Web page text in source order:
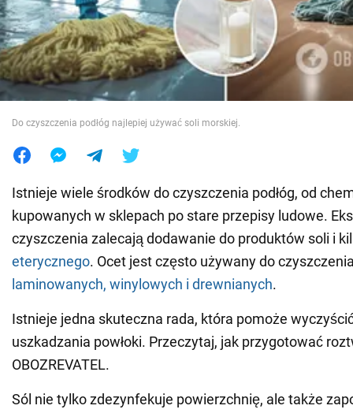
Wojna na Ukrainie
Świat
Jedzenie
Do czyszczenia podłóg najlepiej używać soli morskiej.
Istnieje wiele środków do czyszczenia podłóg, od
kupowanych w sklepach po stare przepisy ludowe.
czyszczenia zalecają dodawanie do produktów soli i
eterycznego. Ocet jest często używany do
laminowanych, winylowych i drewnianych.
Istnieje jedna skuteczna rada, która pomoże
uszkadzania powłoki. Przeczytaj, jak przygotować
OBOZREVATEL.
Sól nie tylko zdezynfekuje powierzchnię, ale także